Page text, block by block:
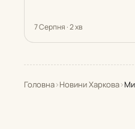
7 Серпня · 2 хв
Головна›Новини Харкова›